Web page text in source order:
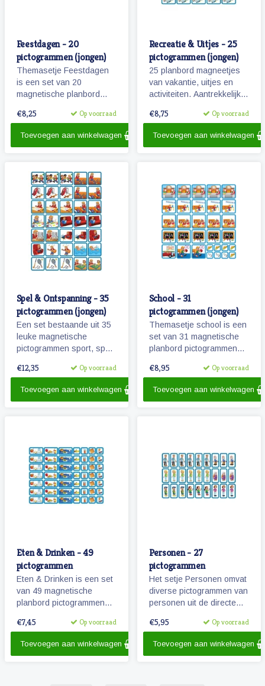
Feestdagen - 20
pictogrammen (jongen)
Themasetje Feestdagen
is een set van 20
magnetische planbord
€8,25 Op voorraad
Toevoegen aan winkelwagen
Recreatie & Uitjes - 25
pictogrammen (jongen)
25 planbord magneetjes
van vakantie, uitjes en
activiteiten. Aantrekkelijk
pictogrammen.
€8,75 Op voorraad
Toevoegen aan winkelwagen
Spel & Ontspanning - 35
pictogrammen (jongen)
Een set bestaande uit 35
leuke magnetische
pictogrammen sport, spel
je zwemles hebt? Kijk
€12,35 Op voorraad
Toevoegen aan winkelwagen
School - 31
pictogrammen (jongen)
Themasetje school is een
set van 31 magnetische
planbord pictogrammen
o.a. school, overblijven en
€8,95 Op voorraad
Toevoegen aan winkelwagen
Eten & Drinken - 49
pictogrammen
Eten & Drinken is een set
van 49 magnetische
planbord pictogrammen
€7,45 Op voorraad
Toevoegen aan winkelwagen
Personen - 27
pictogrammen
Het setje Personen omvat
diverse pictogrammen van
personen uit de directe
€5,95 Op voorraad
Toevoegen aan winkelwagen